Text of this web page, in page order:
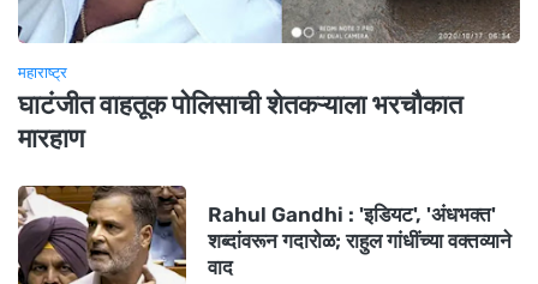
महाराष्ट्र
घाटंजीत वाहतूक पोलिसाची शेतकऱ्याला भरचौकात
मारहाण
Rahul Gandhi : 'इडियट', 'अंधभक्त'
शब्दांवरून गदारोळ; राहुल गांधींच्या वक्तव्याने
वाद